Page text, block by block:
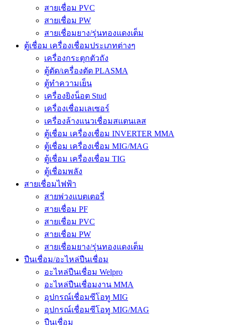
สายเชื่อม PVC
สายเชื่อม PW
สายเชื่อมยาง/รุ่นทองแดงเต็ม
ตู้เชื่อม เครื่องเชื่อมประเภทต่างๆ
เครื่องกระตุกตัวถัง
ตู้ตัด/เครื่องตัด PLASMA
ตู้ทำความเย็น
เครื่องยิงน็อต Stud
เครื่องเชื่อมเลเซอร์
เครื่องล้างแนวเชื่อมสแตนเลส
ตู้เชื่อม เครื่องเชื่อม INVERTER MMA
ตู้เชื่อม เครื่องเชื่อม MIG/MAG
ตู้เชื่อม เครื่องเชื่อม TIG
ตู้เชื่อมพลัง
สายเชื่อมไฟฟ้า
สายพ่วงแบตเตอรี่
สายเชื่อม PF
สายเชื่อม PVC
สายเชื่อม PW
สายเชื่อมยาง/รุ่นทองแดงเต็ม
ปืนเชื่อม/อะไหล่ปืนเชื่อม
อะไหล่ปืนเชื่อม Welpro
อะไหล่ปืนเชื่อมงาน MMA
อุปกรณ์เชื่อมซีโอทู MIG
อุปกรณ์เชื่อมซีโอทู MIG/MAG
ปืนเชื่อม